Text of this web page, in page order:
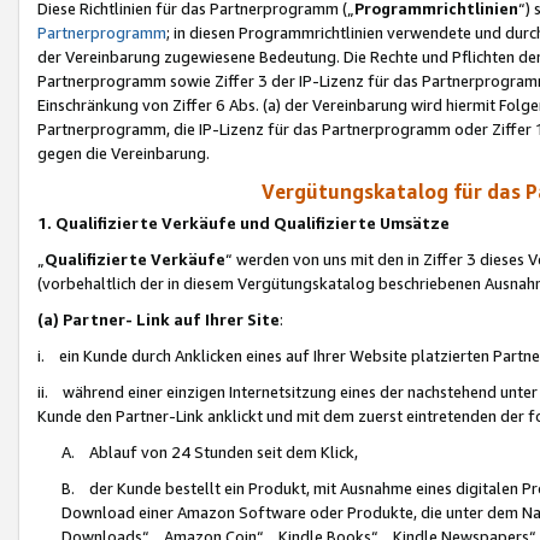
Diese Richtlinien für das Partnerprogramm („Programmrichtlinien“)
Partnerprogramm; in diesen Programmrichtlinien verwendete und
der Vereinbarung zugewiesene Bedeutung. Die Rechte und Pflichten
Partnerprogramm sowie Ziffer 3 der IP-Lizenz für das
Einschränkung von Ziffer 6 Abs. (a) der Vereinbarung wird hiermit
Partnerprogramm, die IP-Lizenz für das Partnerprogramm oder
gegen die Vereinbarung.
Vergütungskatalog für das
1. Qualifizierte Verkäufe und Qualifizierte Umsätze
Qualifizierte Verkäufe“ werden von uns mit den in Ziffer 3
(vorbehaltlich der in diesem Vergütungskatalog beschriebenen
(a) Partner- Link auf Ihrer Site:
i. ein Kunde durch Anklicken eines auf Ihrer Website platzierten
ii. während einer einzigen Internetsitzung eines der nachstehend
Kunde den Partner-Link anklickt und mit dem zuerst eintretenden der
A. Ablauf von 24 Stunden seit dem Klick,
B. der Kunde bestellt ein Produkt, mit Ausnahme eines digitalen
Download einer Amazon Software oder Produkte, die unter dem
Downloads“, „Amazon Coin“, „Kindle Books“, „Kindle